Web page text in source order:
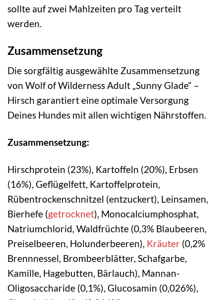
sollte auf zwei Mahlzeiten pro Tag verteilt
werden.
Zusammensetzung
Die sorgfältig ausgewählte Zusammensetzung
von Wolf of Wilderness Adult „Sunny Glade“ –
Hirsch garantiert eine optimale Versorgung
Deines Hundes mit allen wichtigen Nährstoffen.
Zusammensetzung:
Hirschprotein (23%), Kartoffeln (20%), Erbsen
(16%), Geflügelfett, Kartoffelprotein,
Rübentrockenschnitzel (entzuckert), Leinsamen,
Bierhefe (getrocknet), Monocalciumphosphat,
Natriumchlorid, Waldfrüchte (0,3% Blaubeeren,
Preiselbeeren, Holunderbeeren), Kräuter (0,2%
Brennnessel, Brombeerblätter, Schafgarbe,
Kamille, Hagebutten, Bärlauch), Mannan-
Oligosaccharide (0,1%), Glucosamin (0,026%),